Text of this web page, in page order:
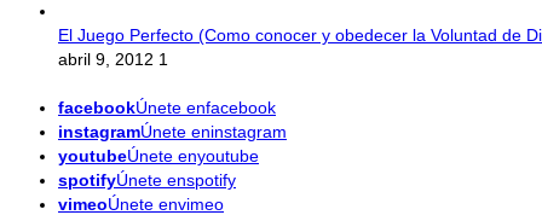
El Juego Perfecto (Como conocer y obedecer la Voluntad de
abril 9, 2012 1
facebookÚnete enfacebook
instagramÚnete eninstagram
youtubeÚnete enyoutube
spotifyÚnete enspotify
vimeoÚnete envimeo